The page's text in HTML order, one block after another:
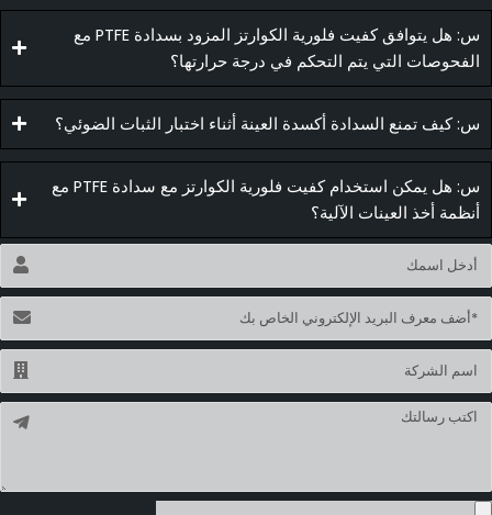
س: هل يتوافق كفيت فلورية الكوارتز المزود بسدادة PTFE مع
الفحوصات التي يتم التحكم في درجة حرارتها؟
س: كيف تمنع السدادة أكسدة العينة أثناء اختبار الثبات الضوئي؟
س: هل يمكن استخدام كفيت فلورية الكوارتز مع سدادة PTFE مع
أنظمة أخذ العينات الآلية؟